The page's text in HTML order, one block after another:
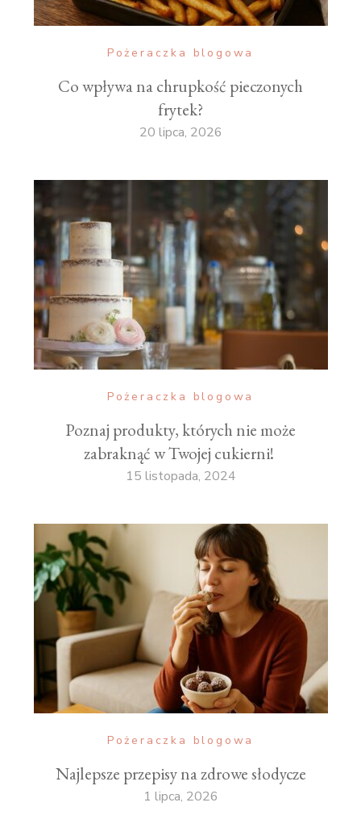
Pożeraczka blogowa
Co wpływa na chrupkość pieczonych
frytek?
20 lipca, 2026
Pożeraczka blogowa
Poznaj produkty, których nie może
zabraknąć w Twojej cukierni!
15 listopada, 2024
Pożeraczka blogowa
Najlepsze przepisy na zdrowe słodycze
1 lipca, 2026